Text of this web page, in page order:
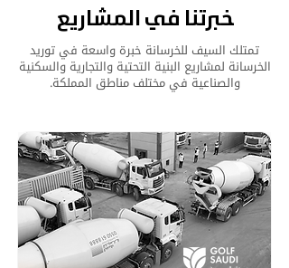
خبرتنا في المشاريع
تمتلك السيف للخرسانة خبرة واسعة في توريد
الخرسانة لمشاريع البنية التحتية والتجارية والسكنية
والصناعية في مختلف مناطق المملكة.